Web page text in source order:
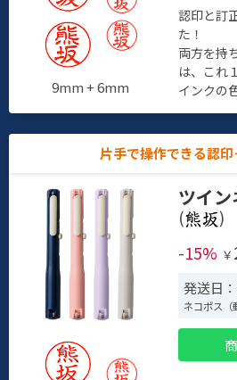
9mm + 6mm
認印と訂
た！
両方を持
は、これ
インクの
片手で操作できる認印
ツイン
(
)
-15% ￥
発送日
ネコポス（